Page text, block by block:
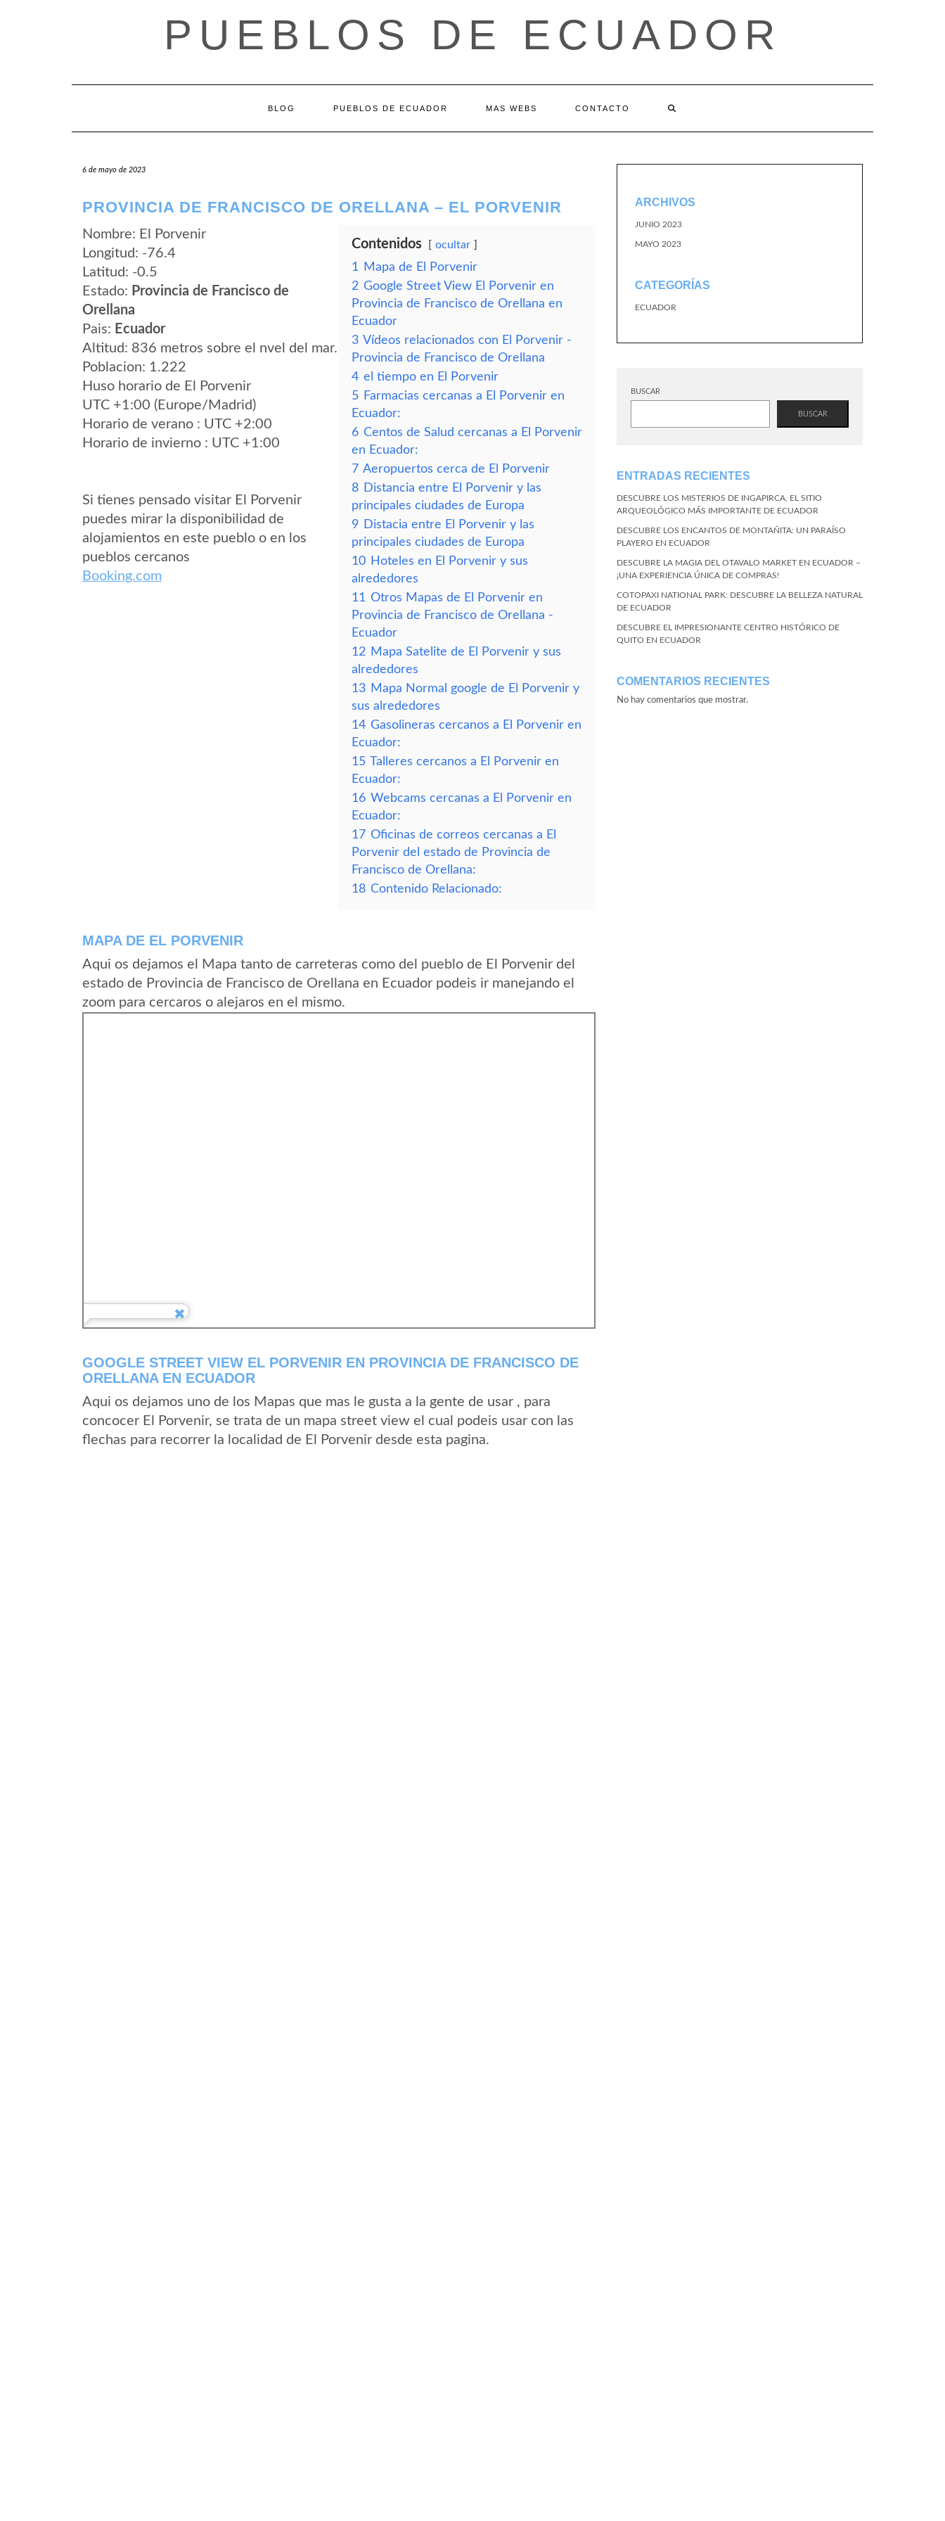
PUEBLOS DE ECUADOR
BLOG PUEBLOS DE ECUADOR MAS WEBS CONTACTO
6 de mayo de 2023
PROVINCIA DE FRANCISCO DE ORELLANA – EL PORVENIR
Nombre: El Porvenir
Longitud: -76.4
Latitud: -0.5
Estado: Provincia de Francisco de
Orellana
Pais: Ecuador
Altitud: 836 metros sobre el nvel del mar.
Poblacion: 1.222
Huso horario de El Porvenir
UTC +1:00 (Europe/Madrid)
Horario de verano : UTC +2:00
Horario de invierno : UTC +1:00
Si tienes pensado visitar El Porvenir
puedes mirar la disponibilidad de
alojamientos en este pueblo o en los
pueblos cercanos
Booking.com
Contenidos ocultar
1
Mapa de El Porvenir
2 Google Street View El Porvenir en
Provincia de Francisco de Orellana en
Ecuador
3 Vídeos relacionados con El Porvenir -
Provincia de Francisco de Orellana
4 el tiempo en El Porvenir
5 Farmacias cercanas a El Porvenir en
Ecuador:
6 Centos de Salud cercanas a El Porvenir
en Ecuador:
7 Aeropuertos cerca de El Porvenir
8 Distancia entre El Porvenir y las
principales ciudades de Europa
9 Distacia entre El Porvenir y las
principales ciudades de Europa
10 Hoteles en El Porvenir y sus
alrededores
11 Otros Mapas de El Porvenir en
Provincia de Francisco de Orellana -
Ecuador
12 Mapa Satelite de El Porvenir y sus
alrededores
13 Mapa Normal google de El Porvenir y
sus alrededores
14 Gasolineras cercanos a El Porvenir en
Ecuador:
15 Talleres cercanos a El Porvenir en
Ecuador:
16 Webcams cercanas a El Porvenir en
Ecuador:
17 Oficinas de correos cercanas a El
Porvenir del estado de Provincia de
Francisco de Orellana:
18 Contenido Relacionado:
MAPA DE EL PORVENIR
Aqui os dejamos el Mapa tanto de carreteras como del pueblo de El Porvenir del
estado de Provincia de Francisco de Orellana en Ecuador podeis ir manejando el
zoom para cercaros o alejaros en el mismo.
GOOGLE STREET VIEW EL PORVENIR EN PROVINCIA DE FRANCISCO DE
ORELLANA EN ECUADOR
Aqui os dejamos uno de los Mapas que mas le gusta a la gente de usar , para
concocer El Porvenir, se trata de un mapa street view el cual podeis usar con las
flechas para recorrer la localidad de El Porvenir desde esta pagina.
ARCHIVOS
JUNIO 2023
MAYO 2023
CATEGORÍAS
ECUADOR
BUSCAR
BUSCAR
ENTRADAS RECIENTES
DESCUBRE LOS MISTERIOS DE INGAPIRCA, EL SITIO
ARQUEOLÓGICO MÁS IMPORTANTE DE ECUADOR
DESCUBRE LOS ENCANTOS DE MONTAÑITA: UN PARAÍSO
PLAYERO EN ECUADOR
DESCUBRE LA MAGIA DEL OTAVALO MARKET EN ECUADOR –
¡UNA EXPERIENCIA ÚNICA DE COMPRAS!
COTOPAXI NATIONAL PARK: DESCUBRE LA BELLEZA NATURAL
DE ECUADOR
DESCUBRE EL IMPRESIONANTE CENTRO HISTÓRICO DE
QUITO EN ECUADOR
COMENTARIOS RECIENTES
No hay comentarios que mostrar.